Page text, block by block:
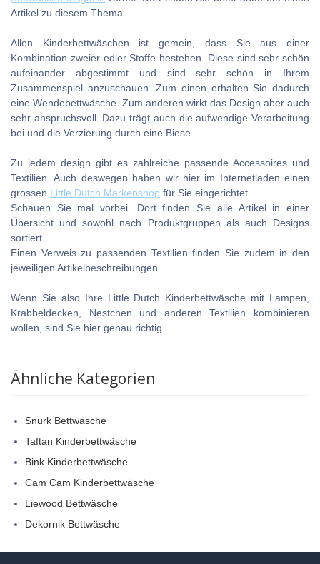
Artikel zu diesem Thema.
Allen Kinderbettwäschen ist gemein, dass Sie aus einer
Kombination zweier edler Stoffe bestehen. Diese sind sehr schön
aufeinander abgestimmt und sind sehr schön in Ihrem
Zusammenspiel anzuschauen. Zum einen erhalten Sie dadurch
eine Wendebettwäsche. Zum anderen wirkt das Design aber auch
sehr anspruchsvoll. Dazu trägt auch die aufwendige Verarbeitung
bei und die Verzierung durch eine Biese.
Zu jedem design gibt es zahlreiche passende Accessoires und
Textilien. Auch deswegen haben wir hier im Internetladen einen
grossen Little Dutch Markenshop für Sie eingerichtet.
Schauen Sie mal vorbei. Dort finden Sie alle Artikel in einer
Übersicht und sowohl nach Produktgruppen als auch Designs
sortiert.
Einen Verweis zu passenden Textilien finden Sie zudem in den
jeweiligen Artikelbeschreibungen.
Wenn Sie also Ihre Little Dutch Kinderbettwäsche mit Lampen,
Krabbeldecken, Nestchen und anderen Textilien kombinieren
wollen, sind Sie hier genau richtig.
Ähnliche Kategorien
Snurk Bettwäsche
Taftan Kinderbettwäsche
Bink Kinderbettwäsche
Cam Cam Kinderbettwäsche
Liewood Bettwäsche
Dekornik Bettwäsche